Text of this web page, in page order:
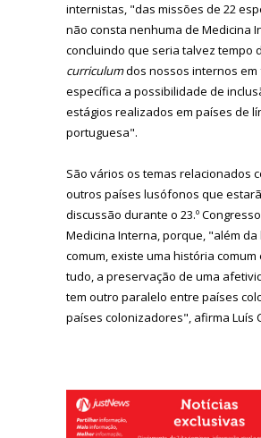
internistas, "das missões de 22
não consta nenhuma de Medicina
concluindo que seria talvez tempo
curriculumdos nossos internos em
específica a possibilidade de
estágios realizados em países de
portuguesa".
São vários os temas relacionados
outros países lusófonos que
discussão durante o 23.º
Medicina Interna, porque, "além da
comum, existe uma história comum
tudo, a preservação de uma
tem outro paralelo entre países
países colonizadores", afirma Luís